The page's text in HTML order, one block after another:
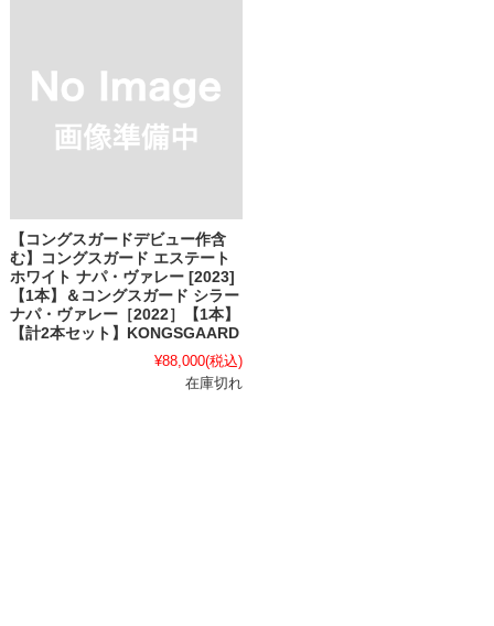
【コングスガードデビュー作含
む】コングスガード エステート
ホワイト ナパ・ヴァレー [2023]
【1本】＆コングスガード シラー
ナパ・ヴァレー［2022］【1本】
【計2本セット】KONGSGAARD
¥88,000(税込)
在庫切れ